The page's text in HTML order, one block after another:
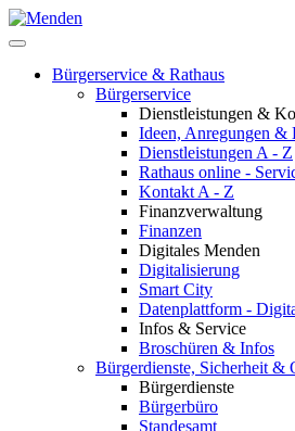
Bürgerservice & Rathaus
Bürgerservice
Dienstleistungen &
Ideen, Anregungen &
Dienstleistungen A - Z
Rathaus online -
Kontakt A - Z
Finanzverwaltung
Finanzen
Digitales Menden
Digitalisierung
Smart City
Datenplattform -
Infos & Service
Broschüren & Infos
Bürgerdienste, Sicherheit &
Bürgerdienste
Bürgerbüro
Standesamt